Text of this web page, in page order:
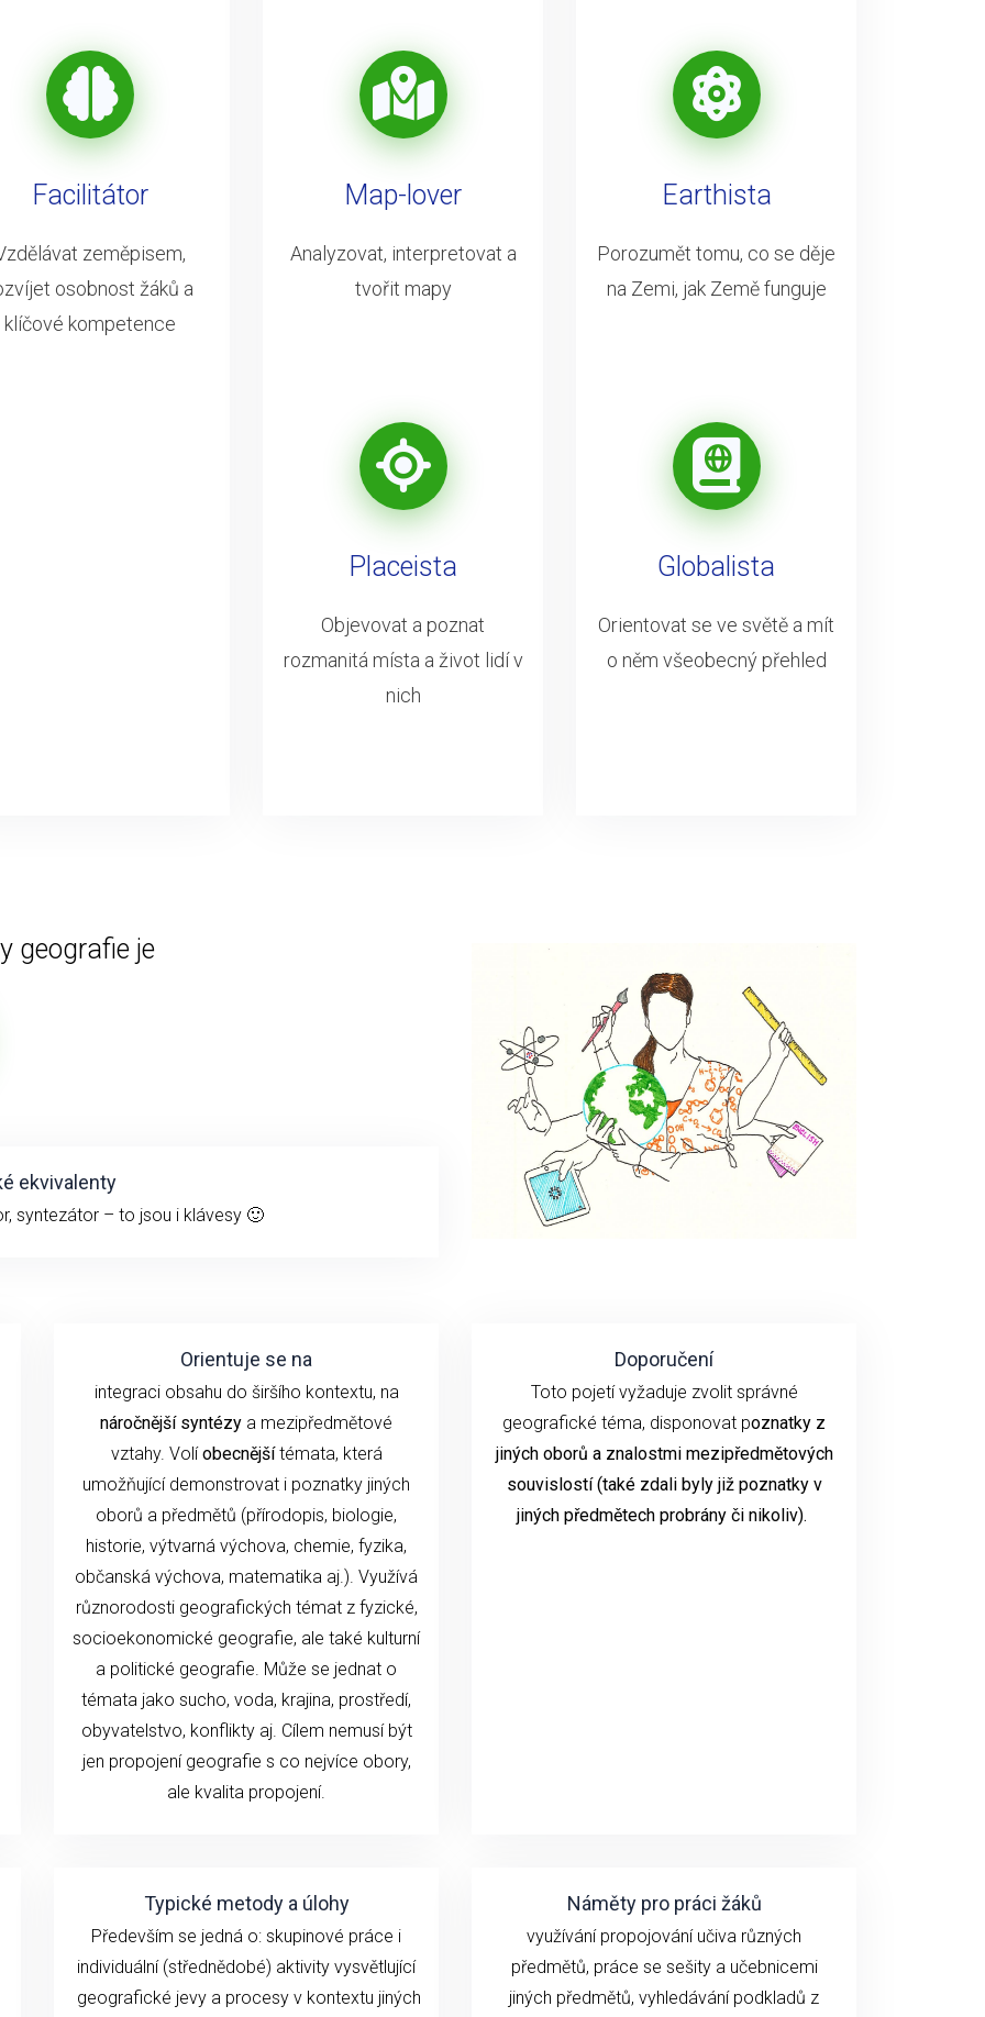
Facilitátor
zeměpisem,
osobnost žáků a
klíčové kompetence
Map-lover
Analyzovat, interpretovat a
tvořit mapy
Placeista
Objevovat a poznat
rozmanitá místa a život lidí v
nich
Earthista
Porozumět tomu, co se děje
na Zemi, jak Země funguje
Globalista
Orientovat se ve světě a mít
o něm všeobecný přehled
geografie je
ekvivalenty
syntezátor – to jsou i klávesy 🙂
Orientuje se na
integraci obsahu do širšího kontextu, na
náročnější syntézy a mezipředmětové
vztahy. Volíobecnějšítémata, která
umožňující demonstrovat i poznatky jiných
oborů a předmětů (přírodopis, biologie,
historie, výtvarná výchova, chemie, fyzika,
občanská výchova, matematika aj.). Využívá
různorodosti geografických témat z fyzické,
socioekonomické geografie, ale také kulturní
a politické geografie. Může se jednat o
témata jako sucho, voda, krajina, prostředí,
obyvatelstvo, konflikty aj. Cílem nemusí být
jen propojení geografie s co nejvíce obory,
ale kvalita propojení.
Doporučení
Toto pojetí vyžaduje zvolit správné
geografické téma, disponovat poznatky z
jiných oborů a znalostmi mezipředmětových
souvislostí (také zdali byly již poznatky v
jiných předmětech probrány či nikoliv).
Typické metody a úlohy
Především se jedná o: skupinové práce i
individuální (střednědobé) aktivity vysvětlující
geografické jevy a procesy v kontextu jiných
Náměty pro práci žáků
využívání propojování učiva různých
předmětů, práce se sešity a učebnicemi
jiných předmětů, vyhledávání podkladů z